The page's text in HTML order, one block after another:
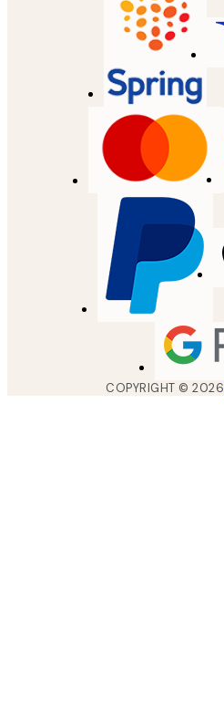
COPYRIGHT ©2026